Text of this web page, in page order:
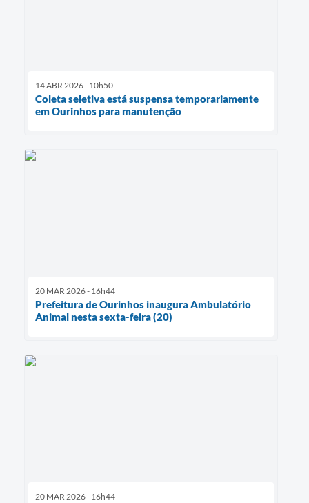
14 ABR 2026 - 10h50
Coleta seletiva está suspensa temporariamente
em Ourinhos para manutenção
20 MAR 2026 - 16h44
Prefeitura de Ourinhos inaugura Ambulatório
Animal nesta sexta-feira (20)
20 MAR 2026 - 16h44